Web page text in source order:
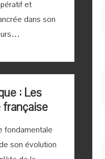
et
dans son
: Les
française
fondamentale
son évolution